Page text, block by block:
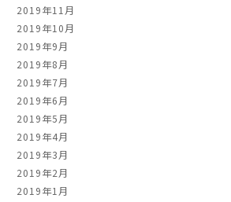
2019年11月
2019年10月
2019年9月
2019年8月
2019年7月
2019年6月
2019年5月
2019年4月
2019年3月
2019年2月
2019年1月